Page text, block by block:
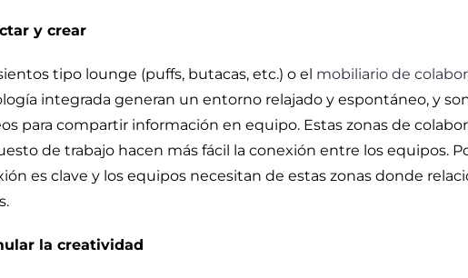
y crear
tipo lounge (puffs, butacas, etc.) o el mobiliario de
integrada generan un entorno relajado y espontáneo, y
para compartir información en equipo. Estas zonas de
de trabajo hacen más fácil la conexión entre los equipos.
es clave y los equipos necesitan de estas zonas donde
la creatividad